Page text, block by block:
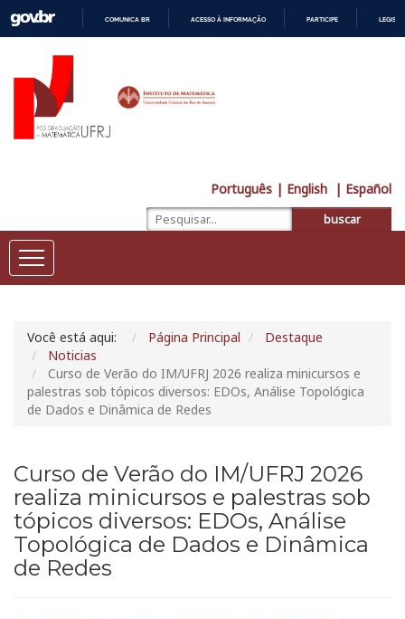
COMUNICA BR ACESSO À INFORMAÇÃO PARTICIPE
Português | English | Español
buscar
Você está aqui: Página Principal
Destaque
Noticias
Curso de Verão do IM/UFRJ 2026 realiza minicursos e
palestras sob tópicos diversos: EDOs, Análise Topológica
de Dados e Dinâmica de Redes
Curso de Verão do IM/UFRJ 2026
realiza minicursos e palestras sob
tópicos diversos: EDOs, Análise
Topológica de Dados e Dinâmica
de Redes